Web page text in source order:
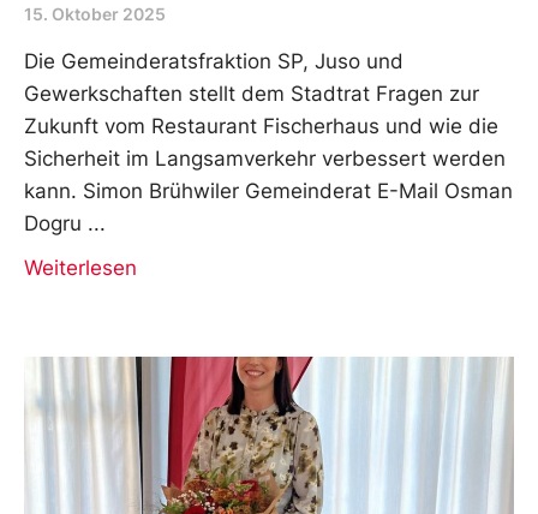
15. Oktober 2025
Die Gemeinderatsfraktion SP, Juso und
Gewerkschaften stellt dem Stadtrat Fragen zur
Zukunft vom Restaurant Fischerhaus und wie die
Sicherheit im Langsamverkehr verbessert werden
kann. Simon Brühwiler Gemeinderat E-Mail Osman
Dogru
Weiterlesen